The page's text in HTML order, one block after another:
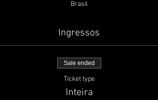
Brasil
Ingressos
Sale ended
Ticket type
Inteira